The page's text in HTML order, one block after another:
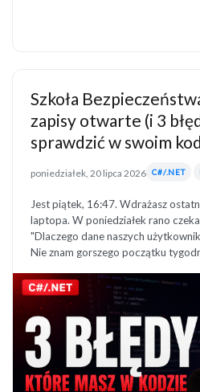
Szkoła
zapisy otwarte (i 3
sprawdzić w swoim
poniedziałek, 20 lipca 2026 C#/.NET
Jest piątek, 16:47. Wdrażasz
laptopa. W poniedziałek rano
"Dlaczego dane naszych
Nie znam gorszego początku